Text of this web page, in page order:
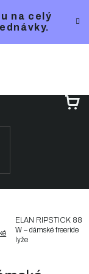
na celý
ELAN RIPSTICK 88
W – dámské freeride
lyže